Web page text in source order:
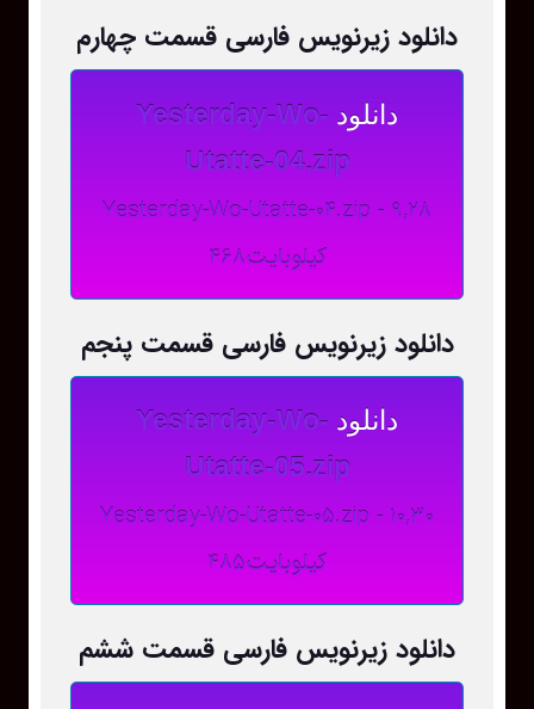
دانلود زیرنویس فارسی قسمت چهارم
دانلود Yesterday-Wo-
Utatte-04.zip
Yesterday-Wo-Utatte-04.zip - 9,28
کیلوبایت468
دانلود زیرنویس فارسی قسمت پنجم
دانلود Yesterday-Wo-
Utatte-05.zip
Yesterday-Wo-Utatte-05.zip - 10,30
کیلوبایت485
دانلود زیرنویس فارسی قسمت ششم